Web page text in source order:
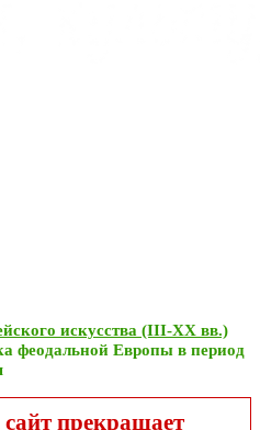
искусства (III-ХХ вв.)
феодальной Европы в период
сайт прекращает